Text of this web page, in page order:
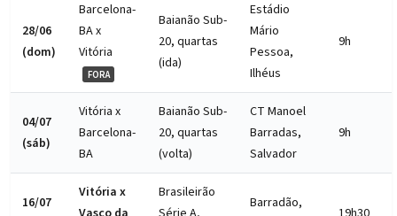
28/06
(dom)
Barcelona-
BA x
Vitória
FORA
Baianão Sub-
20, quartas
(ida)
Estádio
Mário
Pessoa,
Ilhéus
9h
04/07
(sáb)
Vitória x
Barcelona-
BA
Baianão Sub-
20, quartas
(volta)
CT Manoel
Barradas,
Salvador
9h
16/07
Vitória x
Brasileirão
Barradão,